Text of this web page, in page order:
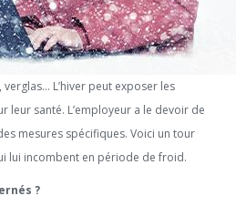
L’hiver peut exposer les
leur santé. L’employeur a le devoir de
mesures spécifiques. Voici un tour
lui incombent en période de froid.
?